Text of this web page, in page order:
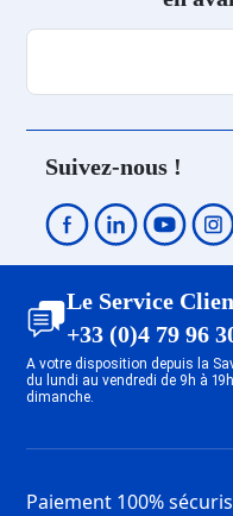
Suivez-nous !
Le Service
+33 (0)4 79 96
A votre disposition depuis la
du lundi au vendredi de 9h à
dimanche.
Paiement 100%